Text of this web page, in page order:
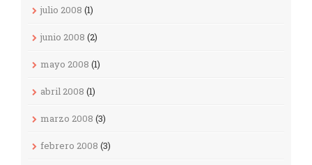
julio 2008 (1)
junio 2008 (2)
mayo 2008 (1)
abril 2008 (1)
marzo 2008 (3)
febrero 2008 (3)